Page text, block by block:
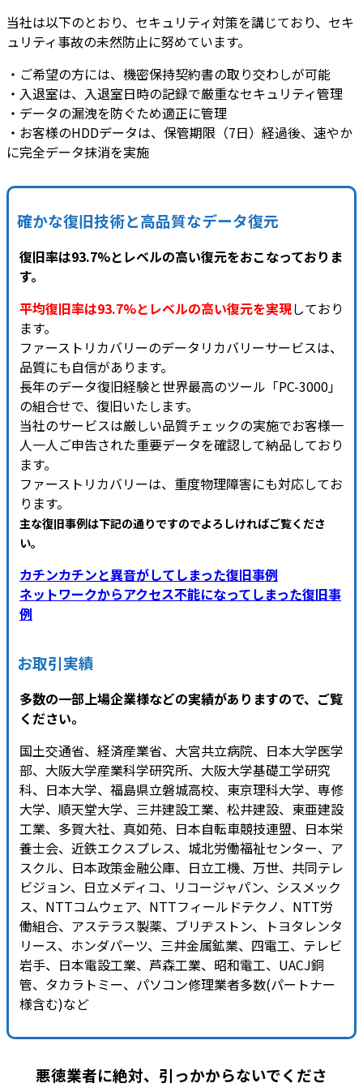
当社は以下のとおり、セキュリティ対策を講じており、セキ
ュリティ事故の未然防止に努めています。
・ご希望の方には、機密保持契約書の取り交わしが可能
・入退室は、入退室日時の記録で厳重なセキュリティ管理
・データの漏洩を防ぐため適正に管理
・お客様のHDDデータは、保管期限（7日）経過後、速やか
に完全データ抹消を実施
確かな復旧技術と高品質なデータ復元
復旧率は93.7%とレベルの高い復元をおこなっておりま
す。
平均復旧率は93.7%とレベルの高い復元を実現しており
ます。
ファーストリカバリーのデータリカバリーサービスは、
品質にも自信があります。
長年のデータ復旧経験と世界最高のツール「PC-3000」
の組合せで、復旧いたします。
当社のサービスは厳しい品質チェックの実施でお客様一
人一人ご申告された重要データを確認して納品しており
ます。
ファーストリカバリーは、重度物理障害にも対応してお
ります。
主な復旧事例は下記の通りですのでよろしければご覧くださ
い。
カチンカチンと異音がしてしまった復旧事例
ネットワークからアクセス不能になってしまった復旧事
例
お取引実績
多数の一部上場企業様などの実績がありますので、ご覧
ください。
国土交通省、経済産業省、大宮共立病院、日本大学医学
部、大阪大学産業科学研究所、大阪大学基礎工学研究
科、日本大学、福島県立磐城高校、東京理科大学、専修
大学、順天堂大学、三井建設工業、松井建設、東亜建設
工業、多賀大社、真如苑、日本自転車競技連盟、日本栄
養士会、近鉄エクスプレス、城北労働福祉センター、ア
スクル、日本政策金融公庫、日立工機、万世、共同テレ
ビジョン、日立メディコ、リコージャパン、シスメック
ス、NTTコムウェア、NTTフィールドテクノ、NTT労
働組合、アステラス製薬、ブリヂストン、トヨタレンタ
リース、ホンダパーツ、三井金属鉱業、四電工、テレビ
岩手、日本電設工業、芦森工業、昭和電工、UACJ銅
管、タカラトミー、パソコン修理業者多数(パートナー
様含む)など
悪徳業者に絶対、引っかからないでくださ